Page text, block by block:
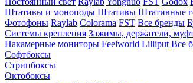
Штативы и моноподы Штативы Штативные
Фотофоны Raylab Colorama FST Все бренды
Системы крепления Зажимы, держатели,
Накамерные мониторы Feelworld Lilliput Все
Софтбоксы
Стрипбоксы
Октобоксы